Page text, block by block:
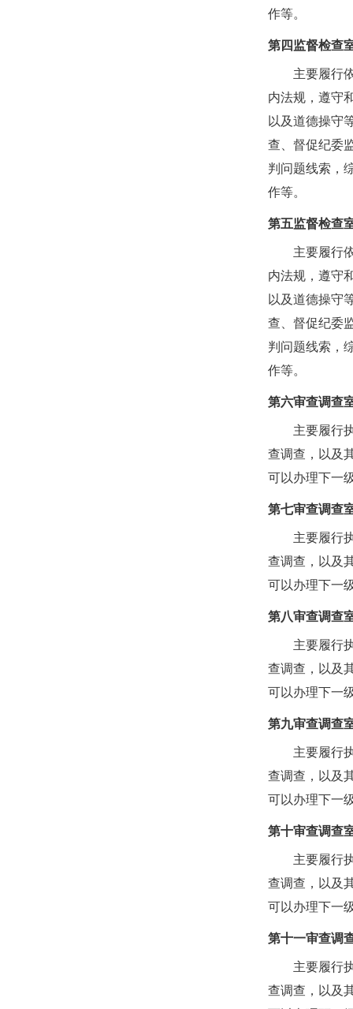
作等。
第四监督检查
主要履行
内法规，遵守
以及道德操守
查、督促纪委
判问题线索，
作等。
第五监督检查
主要履行
内法规，遵守
以及道德操守
查、督促纪委
判问题线索，
作等。
第六审查调查
主要履行
查调查，以及
可以办理下一
第七审查调查
主要履行
查调查，以及
可以办理下一
第八审查调查
主要履行
查调查，以及
可以办理下一
第九审查调查
主要履行
查调查，以及
可以办理下一
第十审查调查
主要履行
查调查，以及
可以办理下一
第十一审查调
主要履行
查调查，以及